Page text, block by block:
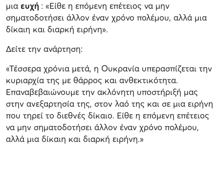
μια ευχή : «Είθε η επόμενη επέτειος να μην
σηματοδοτήσει άλλον έναν χρόνο πολέμου, αλλά μια
δίκαιη και διαρκή ειρήνη».
Δείτε την ανάρτηση:
«Τέσσερα χρόνια μετά, η Ουκρανία υπερασπίζεται την
κυριαρχία της με θάρρος και ανθεκτικότητα.
Επαναβεβαιώνουμε την ακλόνητη υποστήριξή μας
στην ανεξαρτησία της, στον λαό της και σε μια ειρήνη
που τηρεί το διεθνές δίκαιο. Είθε η επόμενη επέτειος
να μην σηματοδοτήσει άλλον έναν χρόνο πολέμου,
αλλά μια δίκαιη και διαρκή ειρήνη.»